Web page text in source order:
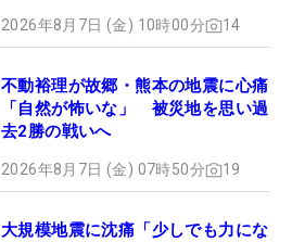
2026年8月7日 (金) 10時00分 14
不動裕理が故郷・熊本の地震に心痛
「自然が怖いな」 被災地を思い過
去2勝の戦いへ
2026年8月7日 (金) 07時50分 19
大規模地震に沈痛「少しでも力にな